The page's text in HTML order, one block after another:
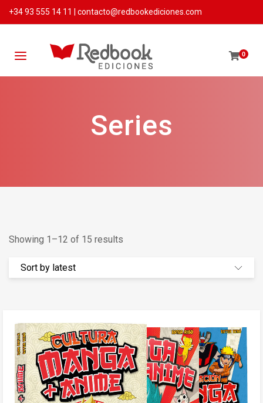
+34 93 555 14 11 contacto@redbookediciones.com
0
Series
Showing 1–12 of 15 results